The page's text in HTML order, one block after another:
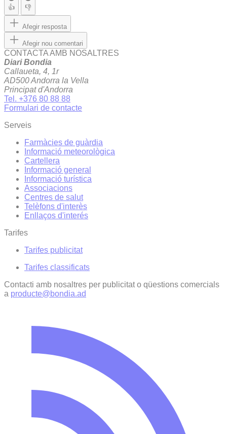
👍 👎
Afegir resposta
Afegir nou comentari
CONTACTA AMB NOSALTRES
Diari Bondia
Callaueta, 4, 1r
AD500 Andorra la Vella
Principat d'Andorra
Tel. +376 80 88 88
Formulari de contacte
Serveis
Farmàcies de guàrdia
Informació meteorològica
Cartellera
Informació general
Informació turística
Associacions
Centres de salut
Telèfons d'interès
Enllaços d'interés
Tarifes
Tarifes publicitat
Tarifes classificats
Contacti amb nosaltres per publicitat o qüestions comercials
a producte@bondia.ad